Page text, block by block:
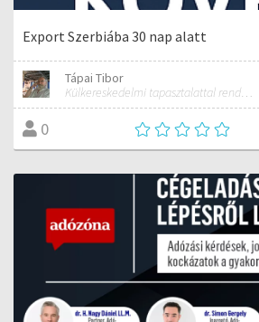
Export Szerbiába 30 nap alatt
Tápai Tibor
Külkereskedelmi tapasztalattal rendelkező szakember
0